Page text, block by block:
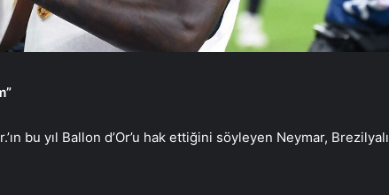
bu yıl Ballon d’Or’u hak ettiğini söyleyen Neymar, Brezilyalı